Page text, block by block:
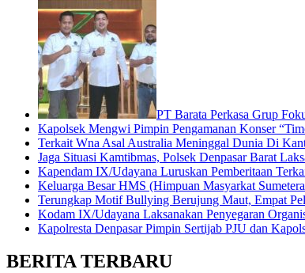
PT Barata Perkasa Grup
Kapolsek Mengwi Pimpin Pengamanan Konser
Terkait Wna Asal Australia Meninggal Dunia Di
Jaga Situasi Kamtibmas, Polsek Denpasar Barat
Kapendam IX/Udayana Luruskan Pemberitaan
Keluarga Besar HMS (Himpuan Masyarkat
Terungkap Motif Bullying Berujung Maut, Empat
Kodam IX/Udayana Laksanakan Penyegaran
Kapolresta Denpasar Pimpin Sertijab PJU dan
BERITA TERBARU